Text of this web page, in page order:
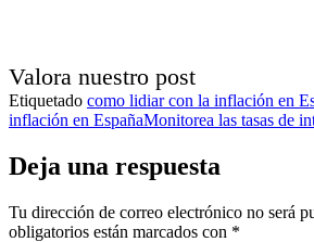
Valora nuestro post
Etiquetado como lidiar con la inflación en
inflación en EspañaMonitorea las tasas de
Deja una respuesta
Tu dirección de correo electrónico no será
obligatorios están marcados con *